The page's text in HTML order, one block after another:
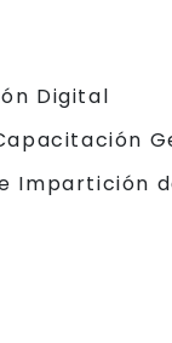
Digital
Impartición